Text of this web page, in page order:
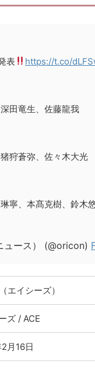
表 https://t.co/
田竜生、佐藤龍我
狩蒼弥、佐々木大光
寧、本髙克樹、鈴木
ュース） (@oricon)
エイシーズ）
ズ / ACE
月16日